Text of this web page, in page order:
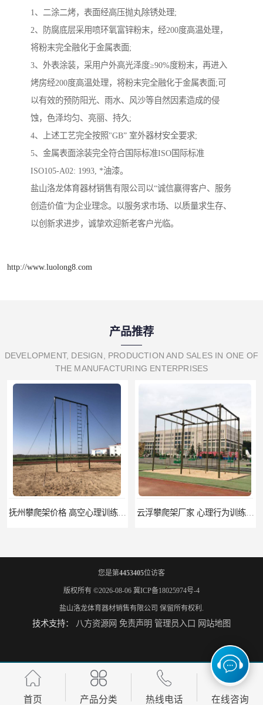
1、二涂二烤，表面经高压抛丸除锈处理;
2、防腐底层采用喷环氧富锌粉末，经200度高温处理，
将粉末完全融化于金属表面;
3、外表涂装，采用户外高光泽度≥90%度粉末，再进入
烤房经200度高温处理，将粉末完全融化于金属表面;可
以有效的预防阳光、雨水、风沙等自然因素造成的侵
蚀，色泽均匀、亮丽、持久;
4、上述工艺完全按照"GB” 室外器材安全要求;
5、金属表面涂装完全符合国际标准ISO国际标准
ISO105-A02: 1993, *油漆。
盐山洛龙体育器材销售有限公司以“诚信赢得客户、服务
创造价值”为企业理念。以服务求市场、以质量求生存、
以创新求进步，诚挚欢迎新老客户光临。
http://www.luolong8.com
产品推荐
DEVELOPMENT, DESIGN, PRODUCTION AND SALES IN ONE OF
THE MANUFACTURING ENTERPRISES
濮阳攀爬架价格 训练攀爬架 批发价格
宁德攀爬架参数 爬绳架 量大优惠 荆州攀爬架生产厂家 三合一攀登架 定做加工
您是第4453405位访客
版权所有 ©2026-08-06 冀ICP备18025974号-4
盐山洛龙体育器材销售有限公司 保留所有权利.
技术支持： 八方资源网 免责声明 管理员入口 网站地图
首页 产品分类 热线电话 在线咨询